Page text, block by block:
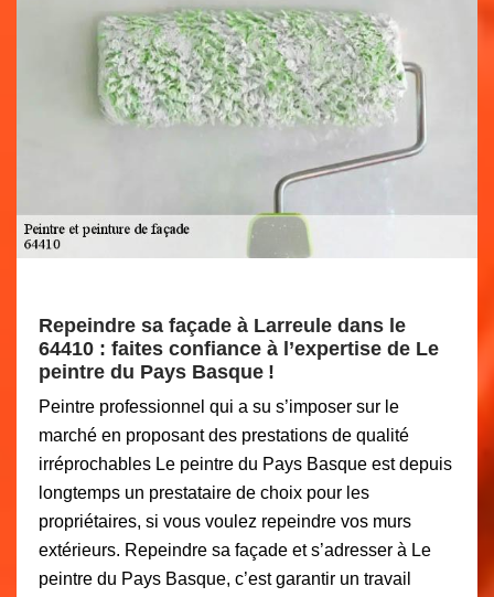
Repeindre sa façade à Larreule dans le
64410 : faites confiance à l’expertise de Le
peintre du Pays Basque !
Peintre professionnel qui a su s’imposer sur le
marché en proposant des prestations de qualité
irréprochables Le peintre du Pays Basque est depuis
longtemps un prestataire de choix pour les
propriétaires, si vous voulez repeindre vos murs
extérieurs. Repeindre sa façade et s’adresser à Le
peintre du Pays Basque, c’est garantir un travail